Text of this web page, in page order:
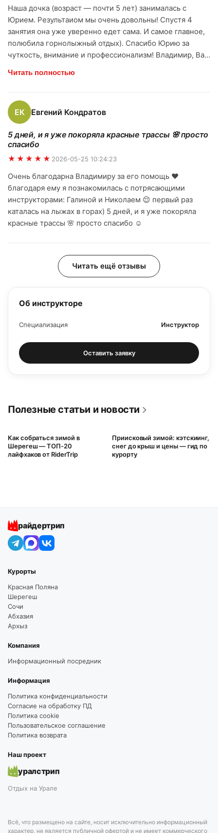
вспоминать советы Дмитрия чтобы освоить правильную
технику катания. Спасибо!!🤩🤩
Наша дочка (возраст — почти 5 лет) занималась с
Юрием. Результаиом мы очень довольны! Спустя 4
занятия она уже уверенно едет сама. И самое главное,
полюбила горнолыжный отдых). Спасибо Юрию за
чуткость, внимание и профессионализм! Владимир, Вам
Очень рады нашему сотрудничеству). Оксана
Читать полностью
ЕК Евгений Кондратов
5 дней, и я уже покоряла красные трассы 🌸 просто
спасибо
★★★★★ 2026-05-25 10:24:23
Очень благодарна Владимиру за его помощь ❤
благодаря ему я познакомилась с потрясающими
инструкторами: Галиной и Николаем 😌 первый раз
каталась на лыжах в горах) 5 дней, и я уже покоряла
красные трассы 🌸 просто спасибо ☺
Читать ещё отзывы
Об инструкторе
Специализация Инструктор
Оставить заявку
Полезные статьи и новости
Как собраться зимой в
Шерегеш — ТОП-20
лайфхаков от RiderTrip
Приисковый зимой: кэтскиинг,
снег до крыш и цены — гид по
курорту
райдертрип
Курорты
Красная Поляна
Шерегеш
Сочи
Абхазия
Архыз
Компания
Информационный посредник
Информация
Политика конфиденциальности
Согласие на обработку ПД
Политика cookie
Пользовательское соглашение
Политика возврата
Наш проект
уралстрип
Отдых на Урале
Всё, что размещено на сайте, носит исключительно информационный
характер, не является публичной офертой и не имеет коммерческого